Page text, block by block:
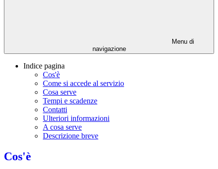
Menu di
navigazione
Indice pagina
Cos'è
Come si accede al servizio
Cosa serve
Tempi e scadenze
Contatti
Ulteriori informazioni
A cosa serve
Descrizione breve
Cos'è